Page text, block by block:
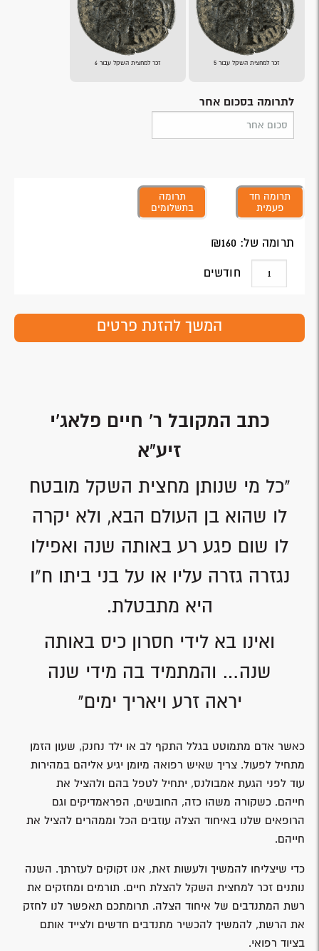
זכר למחצית השקל עבור 5 זכר למחצית השקל עבור 6
לתרומה בסכום אחר
תרומה חד
פעמית
תרומה
בתשלומים
תרומה של: ₪ 160
חודשים
המשך להזנת פרטים
כתב המקובל ר' חיים פלאג'י
זיע"א
"כל מי שנותן מחצית השקל מובטח
לו שהוא בן העולם הבא, ולא יקרה
לו שום פגע רע באותה שנה ואפילו
נגזרה גזרה עליו או על בני ביתו ח"ו
היא מתבטלת.
ואינו בא לידי חסרון כיס באותה
שנה… והמתמיד בה מידי שנה
יראה זרע ויאריך ימים"
כאשר אדם מתמוטט בגלל התקף לב או ילד נחנק, שעון הזמן
מתחיל לפעול. צריך שאיש רפואה מיומן יגיע אליהם במהירות
עוד לפני הגעת אמבולנס, יתחיל לטפל בהם ולהציל את
חייהם. כשקורה משהו כזה, החובשים, הפראמדיקים וגם
הרופאים שלנו באיחוד הצלה עוזבים הכל וממהרים להציל את
חייהם.
כדי שיצליחו להמשיך ולעשות זאת, אנו זקוקים לעזרתך. השנה
נותנים זכר למחצית השקל להצלת חיים. תורמים ומחזקים את
רשת המתנדבים של איחוד הצלה. תרומתכם תאפשר לנו לחזק
את הרשת, להמשיך להכשיר מתנדבים חדשים ולצייד אותם
בציוד רפואי.